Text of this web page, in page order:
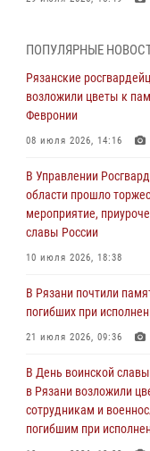
Крещении Руси
28 июля 2026, 09:22
При силовой
Касимовского округа
законодательства
27 июля 2026, 15:26
Офицер
23 июля 2026, 09:02
В Рязани почтили
21 июля 2026, 09:36
Рязанские сотрудники
разрешительной
результаты за 6
ПОПУЛЯРНЫЕ
Рязанские
возложили цветы к
Февронии
08 июля 2026, 14:16
В Управлении
области прошло
мероприятие,
славы России
10 июля 2026, 18:38
В Рязани почтили
погибших при
21 июля 2026, 09:36
В День воинской
в Рязани возложили
сотрудникам и
погибшим при